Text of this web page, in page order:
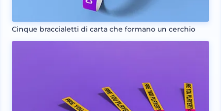
Cinque braccialetti di carta che formano un cerchio